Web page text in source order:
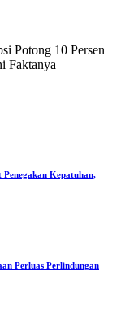
Potong 10 Persen
Faktanya
Kepatuhan,
Perluas Perlindungan